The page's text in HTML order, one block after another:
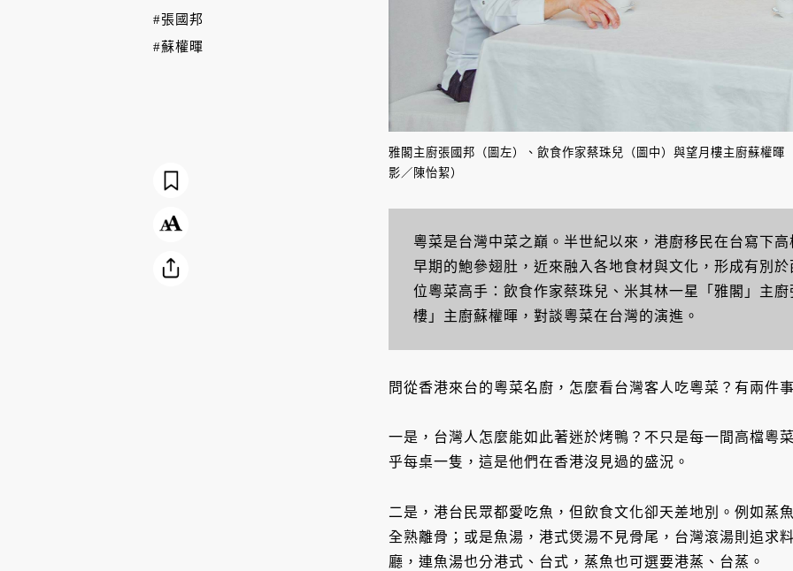
雅閣主廚張國邦（圖左）、飲食作家蔡珠兒（圖中）與望月樓主廚蘇權
影／陳怡絜）
粵菜是台灣中菜之巔。半世紀以來，港廚移民在台寫下
早期的鮑參翅肚，近來融入各地食材與文化，形成有別
位粵菜高手：飲食作家蔡珠兒、米其林一星「雅閣」主
樓」主廚蘇權暉，對談粵菜在台灣的演進。
問從香港來台的粵菜名廚，怎麼看台灣客人吃粵菜？有兩件
一是，台灣人怎麼能如此著迷於烤鴨？不只是每一間高檔粵
乎每桌一隻，這是他們在香港沒見過的盛況。
二是，港台民眾都愛吃魚，但飲食文化卻天差地別。例如蒸
全熟離骨；或是魚湯，港式煲湯不見骨尾，台灣滾湯則追求
廳，連魚湯也分港式、台式，蒸魚也可選要港蒸、台蒸。
#張國邦
#蘇權暉